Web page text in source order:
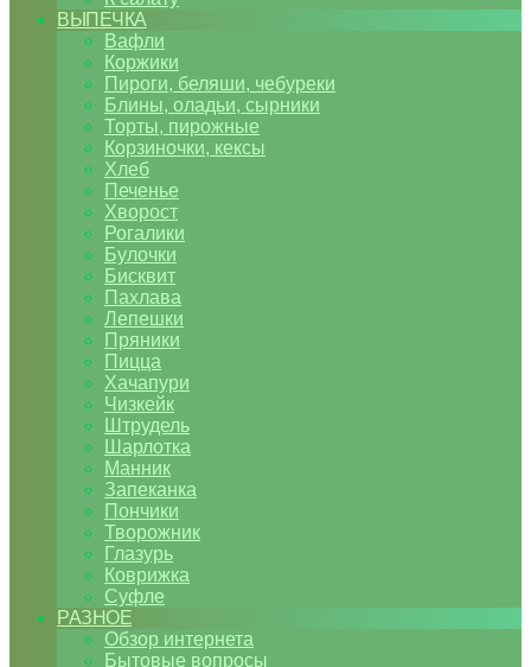
ВЫПЕЧКА
Вафли
Коржики
Пироги, беляши, чебуреки
Блины, оладьи, сырники
Торты, пирожные
Корзиночки, кексы
Хлеб
Печенье
Хворост
Рогалики
Булочки
Бисквит
Пахлава
Лепешки
Пряники
Пицца
Хачапури
Чизкейк
Штрудель
Шарлотка
Манник
Запеканка
Пончики
Творожник
Глазурь
Коврижка
Суфле
РАЗНОЕ
Обзор интернета
Бытовые вопросы